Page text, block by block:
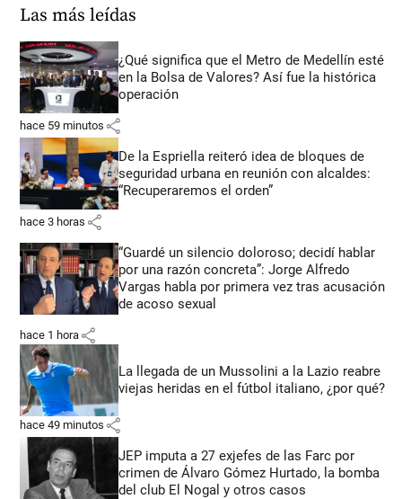
Las más leídas
¿Qué significa que el Metro de Medellín esté
en la Bolsa de Valores? Así fue la histórica
operación
hace 59 minutos share
De la Espriella reiteró idea de bloques de
seguridad urbana en reunión con alcaldes:
“Recuperaremos el orden”
hace 3 horas share
“Guardé un silencio doloroso; decidí hablar
por una razón concreta”: Jorge Alfredo
Vargas habla por primera vez tras acusación
de acoso sexual
hace 1 hora share
La llegada de un Mussolini a la Lazio reabre
viejas heridas en el fútbol italiano, ¿por qué?
hace 49 minutos share
JEP imputa a 27 exjefes de las Farc por
crimen de Álvaro Gómez Hurtado, la bomba
del club El Nogal y otros casos